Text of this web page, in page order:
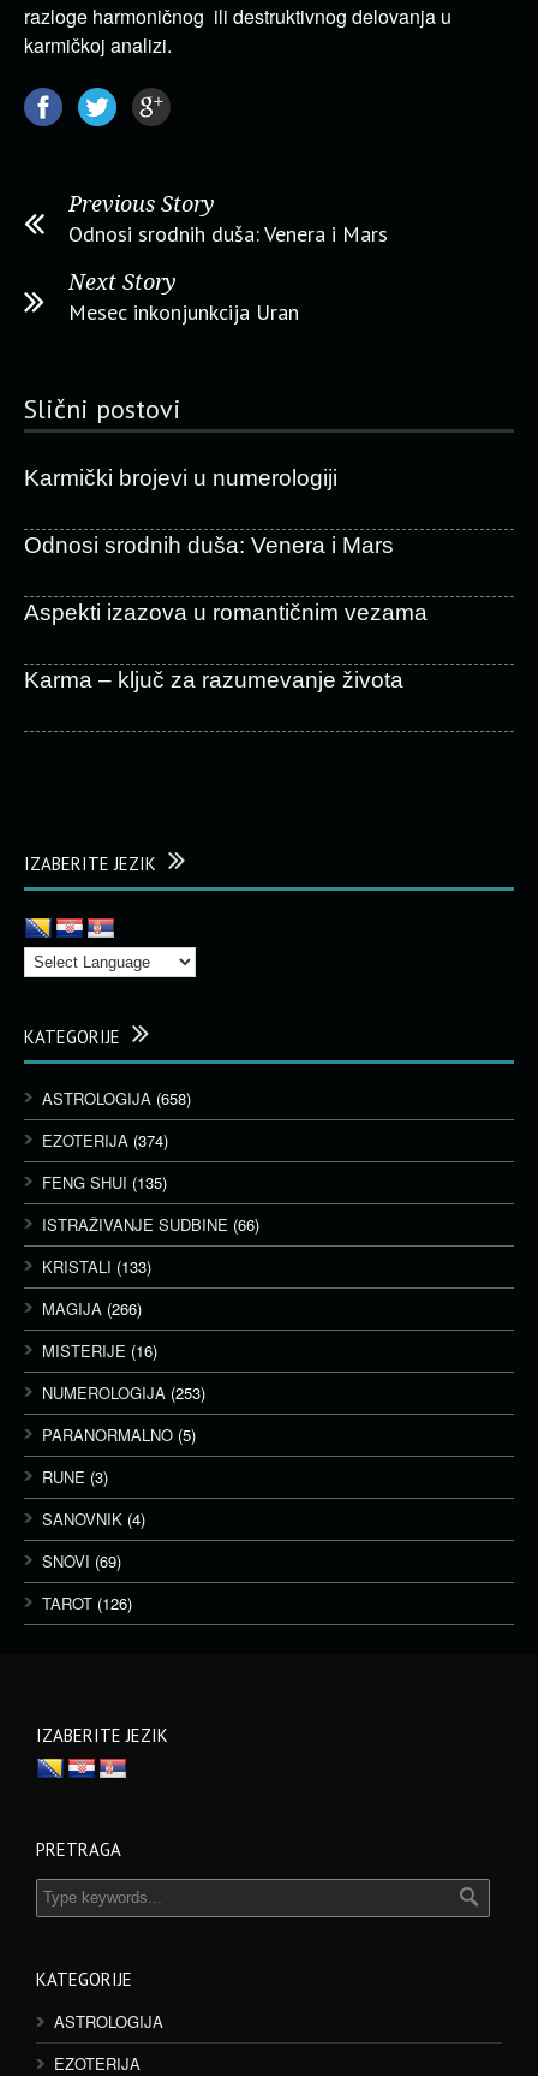
razloge harmoničnog ili destruktivnog delovanja u
karmičkoj analizi.
Previous Story
Odnosi srodnih duša: Venera i Mars
Next Story
Mesec inkonjunkcija Uran
Slični postovi
Karmički brojevi u numerologiji
Odnosi srodnih duša: Venera i Mars
Aspekti izazova u romantičnim vezama
Karma – ključ za razumevanje života
IZABERITE JEZIK
KATEGORIJE
ASTROLOGIJA (658)
EZOTERIJA (374)
FENG SHUI (135)
ISTRAŽIVANJE SUDBINE (66)
KRISTALI (133)
MAGIJA (266)
MISTERIJE (16)
NUMEROLOGIJA (253)
PARANORMALNO (5)
RUNE (3)
SANOVNIK (4)
SNOVI (69)
TAROT (126)
IZABERITE JEZIK
PRETRAGA
KATEGORIJE
ASTROLOGIJA
EZOTERIJA